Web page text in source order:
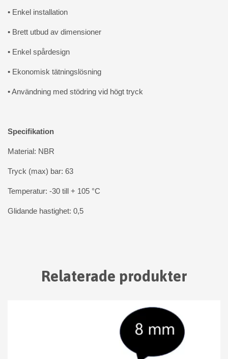
• Enkel installation
• Brett utbud av dimensioner
• Enkel spårdesign
• Ekonomisk tätningslösning
• Användning med stödring vid högt tryck
Specifikation
Material: NBR
Tryck (max) bar: 63
Temperatur: -30 till + 105 °C
Glidande hastighet: 0,5
Relaterade produkter